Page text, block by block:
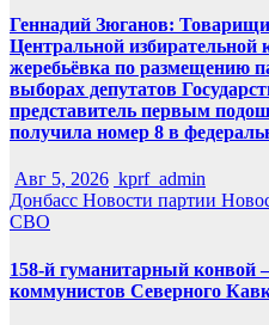
Геннадий Зюганов:
Центральной избирательной
жеребьёвка по размещению
выборах депутатов
представитель первым
получила номер 8 в
Авг 5, 2026 kprf_admin
Донбасс Новости партии
СВО
158-й гуманитарный конвой
коммунистов Северного